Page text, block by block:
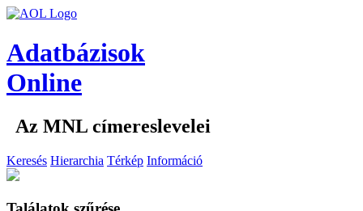
Adatbázisok
Online
Az MNL címereslevelei
Keresés Hierarchia Térkép Információ